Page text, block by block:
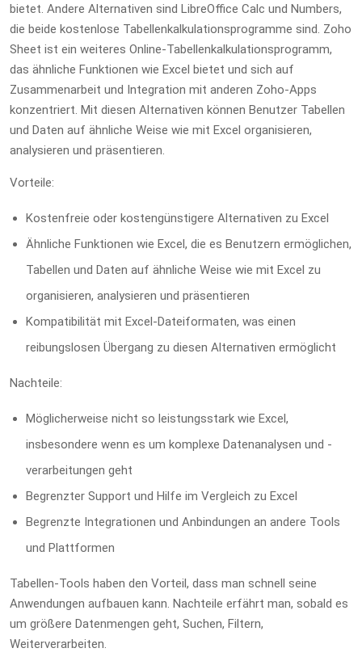
bietet. Andere Alternativen sind LibreOffice Calc und Numbers,
die beide kostenlose Tabellenkalkulationsprogramme sind. Zoho
Sheet ist ein weiteres Online-Tabellenkalkulationsprogramm,
das ähnliche Funktionen wie Excel bietet und sich auf
Zusammenarbeit und Integration mit anderen Zoho-Apps
konzentriert. Mit diesen Alternativen können Benutzer Tabellen
und Daten auf ähnliche Weise wie mit Excel organisieren,
analysieren und präsentieren.
Vorteile:
Kostenfreie oder kostengünstigere Alternativen zu Excel
Ähnliche Funktionen wie Excel, die es Benutzern ermöglichen,
Tabellen und Daten auf ähnliche Weise wie mit Excel zu
organisieren, analysieren und präsentieren
Kompatibilität mit Excel-Dateiformaten, was einen
reibungslosen Übergang zu diesen Alternativen ermöglicht
Nachteile:
Möglicherweise nicht so leistungsstark wie Excel,
insbesondere wenn es um komplexe Datenanalysen und -
verarbeitungen geht
Begrenzter Support und Hilfe im Vergleich zu Excel
Begrenzte Integrationen und Anbindungen an andere Tools
und Plattformen
Tabellen-Tools haben den Vorteil, dass man schnell seine
Anwendungen aufbauen kann. Nachteile erfährt man, sobald es
um größere Datenmengen geht, Suchen, Filtern,
Weiterverarbeiten.